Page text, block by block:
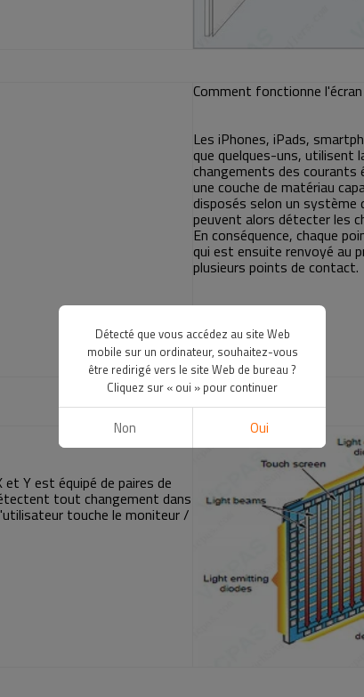
Comment fonctionne
Les iPhones, iPads,
que quelques-uns, utilisent
changements des courants
une couche de matériau
disposés selon un système
peuvent alors détecter les
En conséquence, chaque
qui est ensuite renvoyé au
plusieurs points de contact.
Y est équipé de paires de
tout changement dans
touche le moniteur /
Détecté que vous accédez au site Web
mobile sur un ordinateur, souhaitez-vous
être redirigé vers le site Web de bureau ?
Cliquez sur « oui » pour continuer
Non Oui